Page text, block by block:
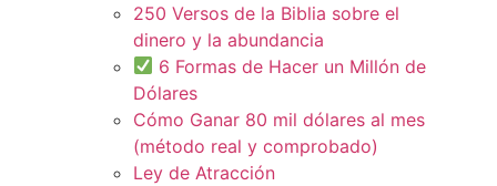
250 Versos de la Biblia sobre el
dinero y la abundancia
6 Formas de Hacer un Millón de
Dólares
Cómo Ganar 80 mil dólares al mes
(método real y comprobado)
Ley de Atracción